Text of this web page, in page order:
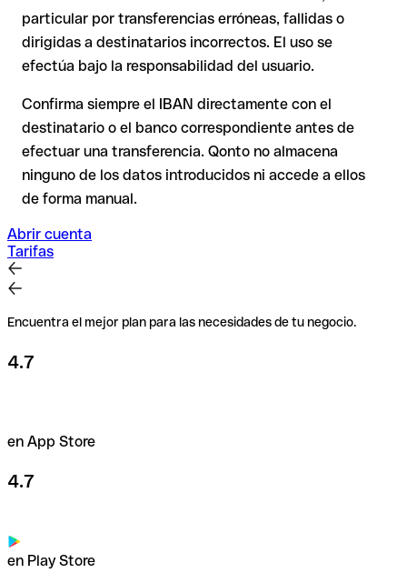
comisiones .
Recomendación: Verifica cada IBAN antes de una
transferencia con nuestro IBAN Checker gratuito y, en caso
de duda, confírmalo directamente con el destinatario. Esta
precaución es especialmente importante con importes
elevados o nuevas relaciones comerciales.
particular por transferencias erróneas, fallidas o
dirigidas a destinatarios incorrectos. El uso se
efectúa bajo la responsabilidad del usuario.
Confirma siempre el IBAN directamente con el
destinatario o el banco correspondiente antes de
efectuar una transferencia. Qonto no almacena
ninguno de los datos introducidos ni accede a ellos
de forma manual.
Abrir cuenta
Tarifas
Encuentra el mejor plan para las necesidades de tu negocio.
4.7
en App Store
4.7
en Play Store